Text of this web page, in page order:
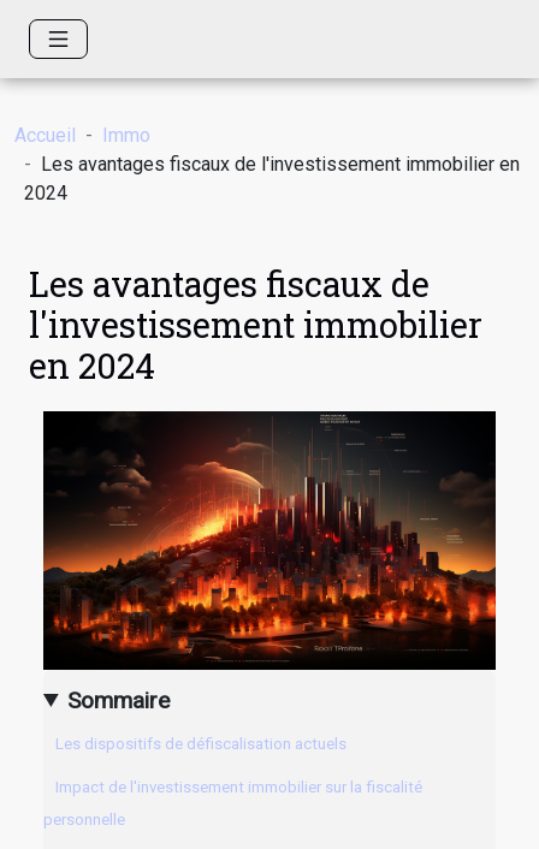
Accueil
Immo
Les avantages fiscaux de l'investissement immobilier en
2024
Les avantages fiscaux de
l'investissement immobilier
en 2024
Sommaire
Les dispositifs de défiscalisation actuels
Impact de l'investissement immobilier sur la fiscalité
personnelle